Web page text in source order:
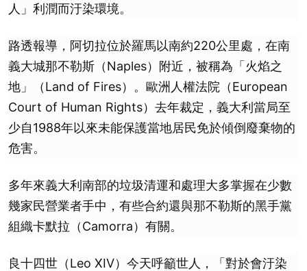
人」利潤而汙染環境。
路透報導，阿切拉位於羅馬以南約220公里處，在南
義大城那不勒斯（Naples）附近，被稱為「火焰之
地」（Land of Fires）。歐洲人權法院（European
Court of Human Rights）去年裁定，義大利當局至
少自1988年以來未能保護當地居民免於傾倒廢棄物的
危害。
多年來義大利南部的垃圾清運和處理大多掌握在少數
幾家民營業者手中，有些合約還與那不勒斯的黑手黨
組織卡默拉（Camorra）有關。
良十四世（Leo XIV）今天呼籲世人，「對於會汙染